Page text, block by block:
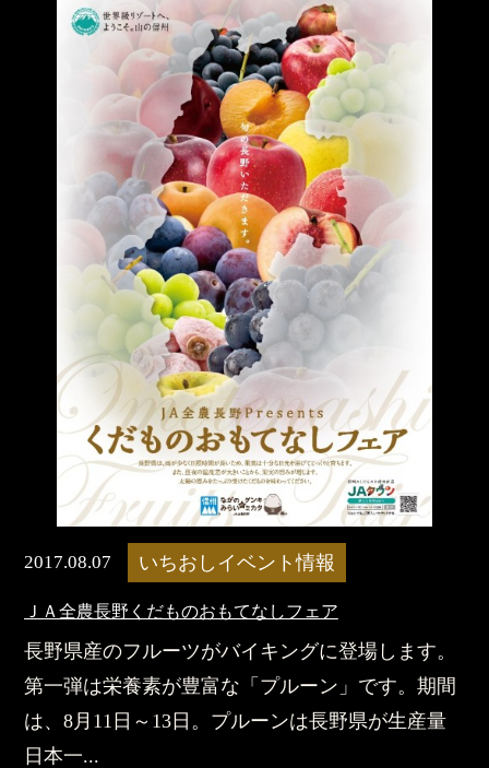
2017.08.07 いちおしイベント情報
ＪＡ全農長野くだものおもてなしフェア
長野県産のフルーツがバイキングに登場します。
第一弾は栄養素が豊富な「プルーン」です。期間
は、8月11日～13日。プルーンは長野県が生産量
日本一...